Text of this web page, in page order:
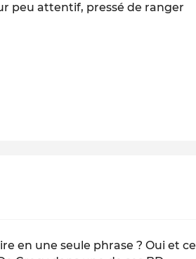
peu attentif, pressé de ranger
en une seule phrase ? Oui et ce